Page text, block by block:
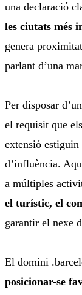
una declaració
les ciutats més
genera
parlant d’una
Per disposar d’un
el requisit que
extensió
d’influència.
a múltiples
el turístic, el
garantir el nexe
El domini
posicionar-se